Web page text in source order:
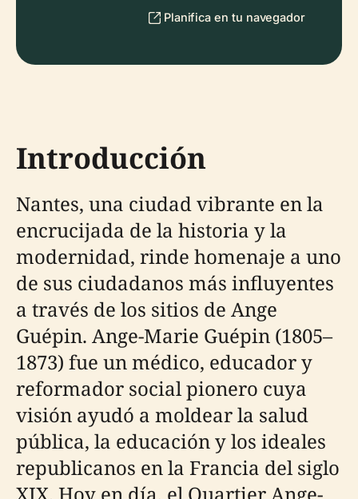
Planifica en tu navegador
Introducción
Nantes, una ciudad vibrante en la
encrucijada de la historia y la
modernidad, rinde homenaje a uno
de sus ciudadanos más influyentes
a través de los sitios de Ange
Guépin. Ange-Marie Guépin (1805–
1873) fue un médico, educador y
reformador social pionero cuya
visión ayudó a moldear la salud
pública, la educación y los ideales
republicanos en la Francia del siglo